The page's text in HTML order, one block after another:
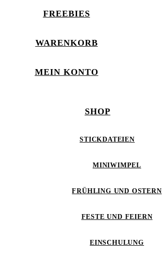
FREEBIES
WARENKORB
MEIN KONTO
SHOP
STICKDATEIEN
MINIWIMPEL
FRÜHLING UND OSTERN
FESTE UND FEIERN
EINSCHULUNG